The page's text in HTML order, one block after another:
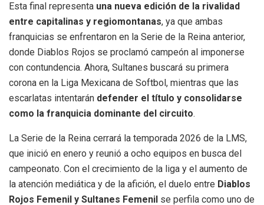
Esta final representa una nueva edición de la rivalidad
entre capitalinas y regiomontanas, ya que ambas
franquicias se enfrentaron en la Serie de la Reina anterior,
donde Diablos Rojos se proclamó campeón al imponerse
con contundencia. Ahora, Sultanes buscará su primera
corona en la Liga Mexicana de Softbol, mientras que las
escarlatas intentarán defender el título y consolidarse
como la franquicia dominante del circuito.
La Serie de la Reina cerrará la temporada 2026 de la LMS,
que inició en enero y reunió a ocho equipos en busca del
campeonato. Con el crecimiento de la liga y el aumento de
la atención mediática y de la afición, el duelo entre Diablos
Rojos Femenil y Sultanes Femenil se perfila como uno de